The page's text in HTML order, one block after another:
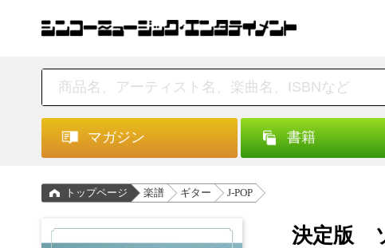
マガジン 書籍
トップページ 楽譜 ギター J-POP
決定版